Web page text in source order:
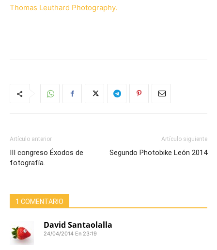
Thomas Leuthard Photography.
Artículo anterior
III congreso Éxodos de
fotografía.
Artículo siguiente
Segundo Photobike León 2014
1 COMENTARIO
David Santaolalla
24/04/2014 En 23:19